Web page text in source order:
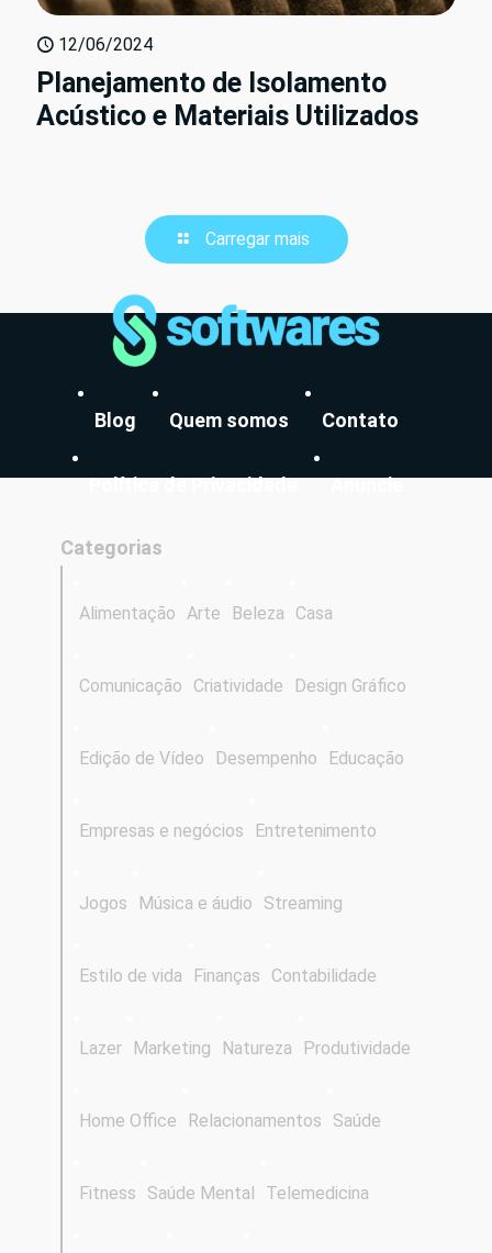
12/06/2024
Planejamento de Isolamento
Acústico e Materiais Utilizados
Carregar mais
Blog Quem somos Contato
Política de Privacidade Anuncie
Categorias
Alimentação Arte Beleza Casa
Comunicação Criatividade Design Gráfico
Edição de Vídeo Desempenho Educação
Empresas e negócios Entretenimento
Jogos Música e áudio Streaming
Estilo de vida Finanças Contabilidade
Lazer Marketing Natureza Produtividade
Home Office Relacionamentos Saúde
Fitness Saúde Mental Telemedicina